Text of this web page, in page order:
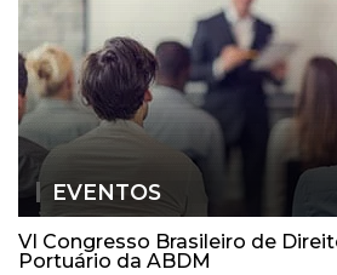
EVENTOS
VI Congresso Brasileiro de
Portuário da ABDM